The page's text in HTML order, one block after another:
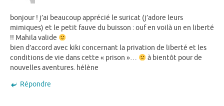
bonjour ! j’ai beaucoup apprécié le suricat (j’adore leurs
mimiques) et le petit fauve du buisson : ouf en voilà un en liberté
!! Mahila valide
bien d’accord avec kiki concernant la privation de liberté et les
conditions de vie dans cette « prison »…
à bientôt pour de
nouvelles aventures. hélène
Répondre